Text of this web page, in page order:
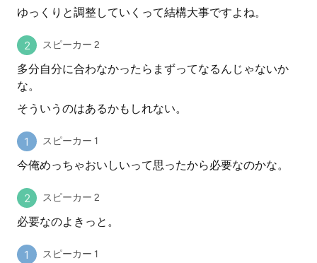
ゆっくりと調整していくって結構大事ですよね。
スピーカー 2
多分自分に合わなかったらまずってなるんじゃないか
な。
そういうのはあるかもしれない。
スピーカー 1
今俺めっちゃおいしいって思ったから必要なのかな。
スピーカー 2
必要なのよきっと。
スピーカー 1